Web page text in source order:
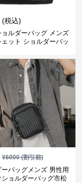
(税込)
ョルダーバッグ メンズ
ット ショルダーバッ
¥6000(割引前)
バッグメンズ 男性用
ョルダーバッグ市松